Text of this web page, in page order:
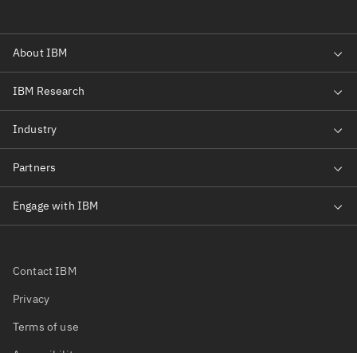
Contact IBM
Privacy
Terms of use